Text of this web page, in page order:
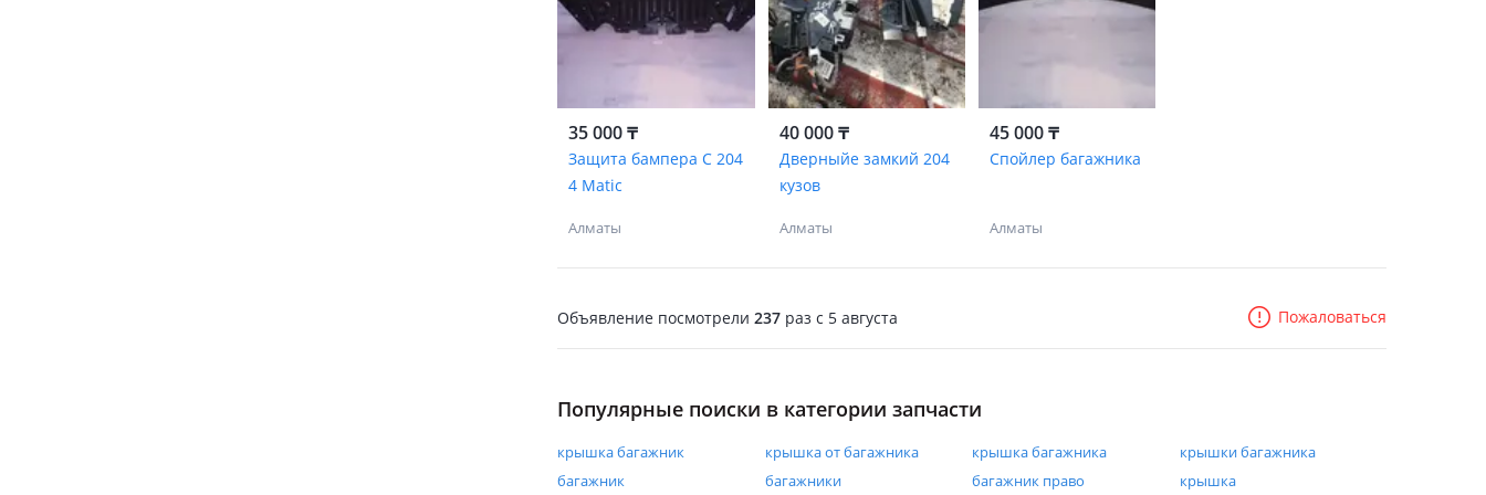
35 000 ₸
Защита бампера C 204
4 Matic
Алматы
40 000 ₸
Дверныйе замкий 204
кузов
Алматы
45 000 ₸
Спойлер багажника
Алматы
Объявление посмотрели 237 раз c 5 августа Пожаловаться
Популярные поиски в категории запчасти
крышка багажник крышка от багажника крышка багажника
крышки багажника
багажник
багажники багажник право крышка